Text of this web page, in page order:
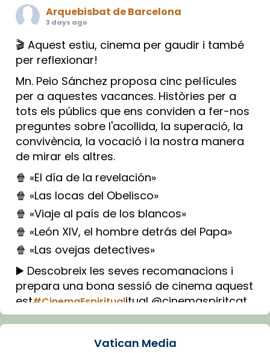
Arquebisbat de Barcelona
3 days ago
🎬 Aquest estiu, cinema per gaudir i també
per reflexionar!
Mn. Peio Sánchez proposa cinc pel·lícules
per a aquestes vacances. Històries per a
tots els públics que ens conviden a fer-nos
preguntes sobre l'acollida, la superació, la
convivència, la vocació i la nostra manera
de mirar els altres.
🍿 «El día de la revelación»
🍿 «Las locas del Obelisco»
🍿 «Viaje al país de los blancos»
🍿 «León XIV, el hombre detrás del Papa»
🍿 «Las ovejas detectives»
▶️ Descobreix les seves recomanacions i
prepara una bona sessió de cinema aquest
est#CinemaEspiritualitual @cinemaspiritcat
Imatge: Generada amb IA (OpenAI)
Vatican Media